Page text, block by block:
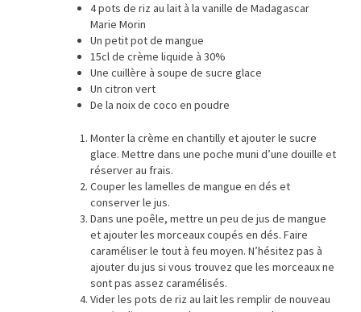
4 pots de riz au lait à la vanille de Madagascar
Marie Morin
Un petit pot de mangue
15cl de crème liquide à 30%
Une cuillère à soupe de sucre glace
Un citron vert
De la noix de coco en poudre
Monter la crème en chantilly et ajouter le sucre
glace. Mettre dans une poche muni d’une douille et
réserver au frais.
Couper les lamelles de mangue en dés et
conserver le jus.
Dans une poêle, mettre un peu de jus de mangue
et ajouter les morceaux coupés en dés. Faire
caraméliser le tout à feu moyen. N’hésitez pas à
ajouter du jus si vous trouvez que les morceaux ne
sont pas assez caramélisés.
Vider les pots de riz au lait les remplir de nouveau